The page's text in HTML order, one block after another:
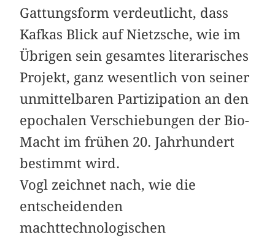
Gattungsform verdeutlicht, dass
Kafkas Blick auf Nietzsche, wie im
Übrigen sein gesamtes literarisches
Projekt, ganz wesentlich von seiner
unmittelbaren Partizipation an den
epochalen Verschiebungen der Bio-
Macht im frühen 20. Jahrhundert
bestimmt wird.
Vogl zeichnet nach, wie die
entscheidenden
machttechnologischen